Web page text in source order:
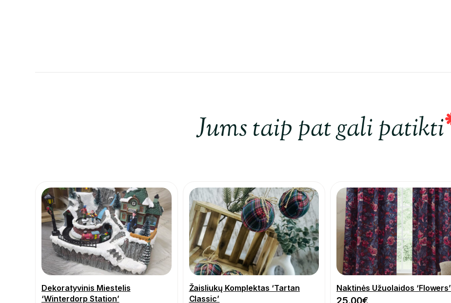
Jums taip pat gali patikti
Dekoratyvinis Miestelis
‘Winterdorp Station’
Žaisliukų Komplektas ‘Tartan
Classic’
Naktinės Užuolaidos ‘Flowers’
25.00€